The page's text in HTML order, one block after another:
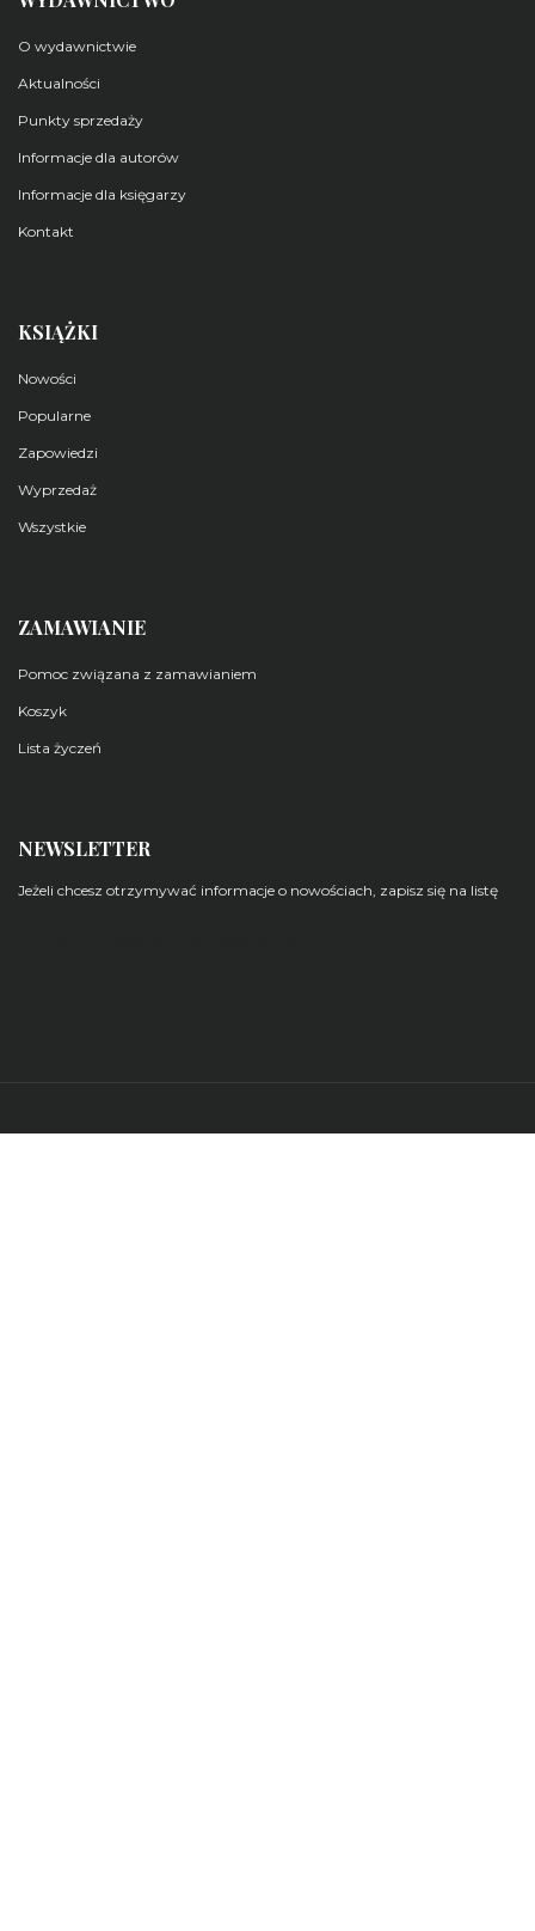
O wydawnictwie
Aktualności
Punkty sprzedaży
Informacje dla autorów
Informacje dla księgarzy
Kontakt
KSIĄŻKI
Nowości
Popularne
Zapowiedzi
Wyprzedaż
Wszystkie
ZAMAWIANIE
Pomoc związana z zamawianiem
Koszyk
Lista życzeń
NEWSLETTER
Jeżeli chcesz otrzymywać informacje o nowościach, zapisz się na listę